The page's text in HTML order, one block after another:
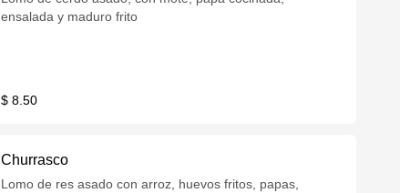
ensalada y maduro frito
$ 8.50
Churrasco
Lomo de res asado con arroz, huevos fritos, papas,